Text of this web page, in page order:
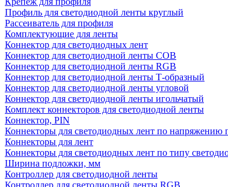
Профиль для светодиодной ленты круглый
Рассеиватель для профиля
Комплектующие для ленты
Коннектор для светодиодных лент
Коннектор для светодиодной ленты COB
Коннектор для светодиодной ленты RGB
Коннектор для светодиодной ленты Т-образный
Коннектор для светодиодной ленты угловой
Коннектор для светодиодной ленты игольчатый
Комплект коннекторов для светодиодной ленты
Коннектор, PIN
Коннекторы для светодиодных лент по напряжению
Коннекторы для лент
Коннекторы для светодиодных лент по типу
Ширина подложки, мм
Контроллер для светодиодной ленты
Контроллер для светодиодной ленты RGB